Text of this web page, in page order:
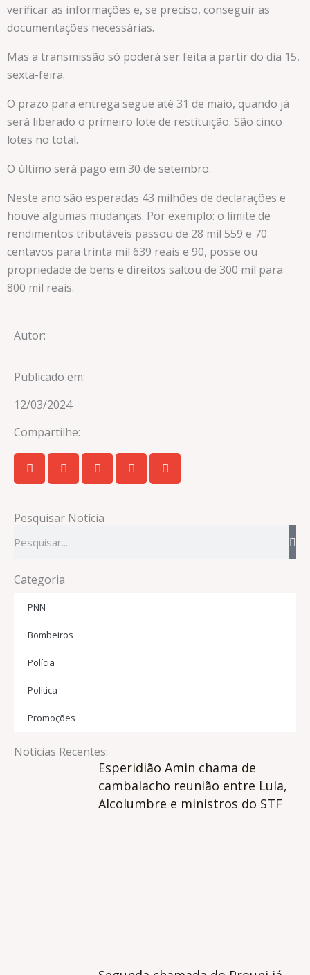
verificar as informações e, se preciso, conseguir as
documentações necessárias.
Mas a transmissão só poderá ser feita a partir do dia 15,
sexta-feira.
O prazo para entrega segue até 31 de maio, quando já
será liberado o primeiro lote de restituição. São cinco
lotes no total.
O último será pago em 30 de setembro.
Neste ano são esperadas 43 milhões de declarações e
houve algumas mudanças. Por exemplo: o limite de
rendimentos tributáveis passou de 28 mil 559 e 70
centavos para trinta mil 639 reais e 90, posse ou
propriedade de bens e direitos saltou de 300 mil para
800 mil reais.
Autor:
Publicado em:
12/03/2024
Compartilhe:
Pesquisar Notícia
Categoria
PNN
Bombeiros
Polícia
Política
Promoções
Notícias Recentes:
Esperidião Amin chama de
cambalacho reunião entre Lula,
Alcolumbre e ministros do STF